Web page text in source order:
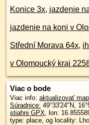
Konice 3x, jazdenie
jazdenie na koni v
Střední Morava 64x,
v Olomoucký kraj
Viac o bode
Viac info: aktualizovať
Súradnice: 49°33'24"N,
stiahni GPX, lon:
type: place, og locality: